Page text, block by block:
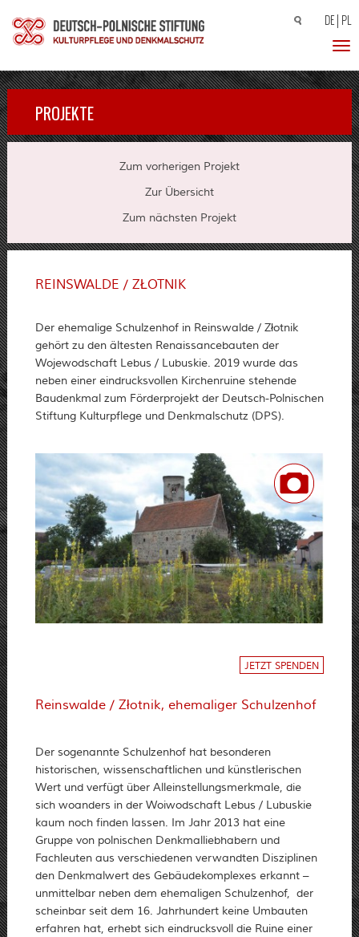
Suchen
DE PL
PROJEKTE
Zum vorherigen Projekt
Zur Übersicht
Zum nächsten Projekt
REINSWALDE / ZŁOTNIK
Der ehemalige Schulzenhof in Reinswalde / Złotnik
gehört zu den ältesten Renaissancebauten der
Wojewodschaft Lebus / Lubuskie. 2019 wurde das
neben einer eindrucksvollen Kirchenruine stehende
Baudenkmal zum Förderprojekt der Deutsch-Polnischen
Stiftung Kulturpflege und Denkmalschutz (DPS).
JETZT SPENDEN
Reinswalde / Złotnik, ehemaliger Schulzenhof
Der sogenannte Schulzenhof hat besonderen
historischen, wissenschaftlichen und künstlerischen
Wert und verfügt über Alleinstellungsmerkmale, die
sich woanders in der Woiwodschaft Lebus / Lubuskie
kaum noch finden lassen. Im Jahr 2013 hat eine
Gruppe von polnischen Denkmalliebhabern und
Fachleuten aus verschiedenen verwandten Disziplinen
den Denkmalwert des Gebäudekomplexes erkannt –
unmittelbar neben dem ehemaligen Schulzenhof, der
scheinbar seit dem 16. Jahrhundert keine Umbauten
erfahren hat, erhebt sich eindrucksvoll die Ruine einer